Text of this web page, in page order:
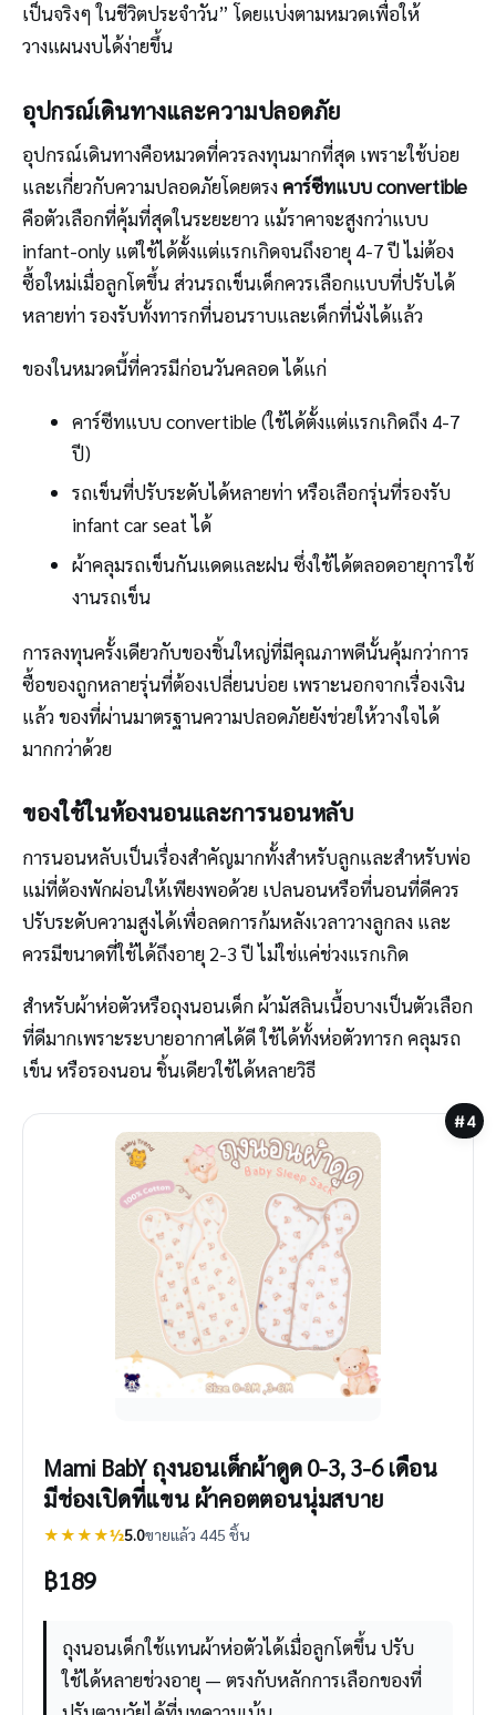
เป็นจริงๆ ในชีวิตประจำวัน” โดยแบ่งตามหมวดเพื่อให้
วางแผนงบได้ง่ายขึ้น
อุปกรณ์เดินทางและความปลอดภัย
อุปกรณ์เดินทางคือหมวดที่ควรลงทุนมากที่สุด เพราะใช้บ่อย
และเกี่ยวกับความปลอดภัยโดยตรงคาร์ซีทแบบ convertible
คือตัวเลือกที่คุ้มที่สุดในระยะยาว แม้ราคาจะสูงกว่าแบบ
infant-only แต่ใช้ได้ตั้งแต่แรกเกิดจนถึงอายุ 4-7 ปี ไม่ต้อง
ซื้อใหม่เมื่อลูกโตขึ้น ส่วนรถเข็นเด็กควรเลือกแบบที่ปรับได้
หลายท่า รองรับทั้งทารกที่นอนราบและเด็กที่นั่งได้แล้ว
ของในหมวดนี้ที่ควรมีก่อนวันคลอด ได้แก่
คาร์ซีทแบบ convertible (ใช้ได้ตั้งแต่แรกเกิดถึง 4-7
ปี)
รถเข็นที่ปรับระดับได้หลายท่า หรือเลือกรุ่นที่รองรับ
infant car seat ได้
ผ้าคลุมรถเข็นกันแดดและฝน ซึ่งใช้ได้ตลอดอายุการใช้
งานรถเข็น
การลงทุนครั้งเดียวกับของชิ้นใหญ่ที่มีคุณภาพดีนั้นคุ้มกว่าการ
ซื้อของถูกหลายรุ่นที่ต้องเปลี่ยนบ่อย เพราะนอกจากเรื่องเงิน
แล้ว ของที่ผ่านมาตรฐานความปลอดภัยยังช่วยให้วางใจได้
มากกว่าด้วย
ของใช้ในห้องนอนและการนอนหลับ
การนอนหลับเป็นเรื่องสำคัญมากทั้งสำหรับลูกและสำหรับพ่อ
แม่ที่ต้องพักผ่อนให้เพียงพอด้วย เปลนอนหรือที่นอนที่ดีควร
ปรับระดับความสูงได้เพื่อลดการก้มหลังเวลาวางลูกลง และ
ควรมีขนาดที่ใช้ได้ถึงอายุ 2-3 ปี ไม่ใช่แค่ช่วงแรกเกิด
สำหรับผ้าห่อตัวหรือถุงนอนเด็ก ผ้ามัสลินเนื้อบางเป็นตัวเลือก
ที่ดีมากเพราะระบายอากาศได้ดี ใช้ได้ทั้งห่อตัวทารก คลุมรถ
เข็น หรือรองนอน ชิ้นเดียวใช้ได้หลายวิธี
#4
Mami BabY ถุงนอนเด็กผ้าดูด 0-3, 3-6 เดือน
มีช่องเปิดที่แขน ผ้าคอตตอนนุ่มสบาย
★★★★½5.0ขายแล้ว 445 ชิ้น
฿189
ถุงนอนเด็กใช้แทนผ้าห่อตัวได้เมื่อลูกโตขึ้น ปรับ
ใช้ได้หลายช่วงอายุ — ตรงกับหลักการเลือกของที่